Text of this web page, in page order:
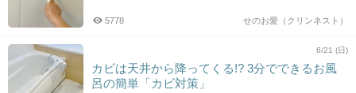
せのお愛（クリンネスト）
5778
6/21 (日)
カビは天井から降ってくる!? 3分でできるお風
呂の簡単「カビ対策」